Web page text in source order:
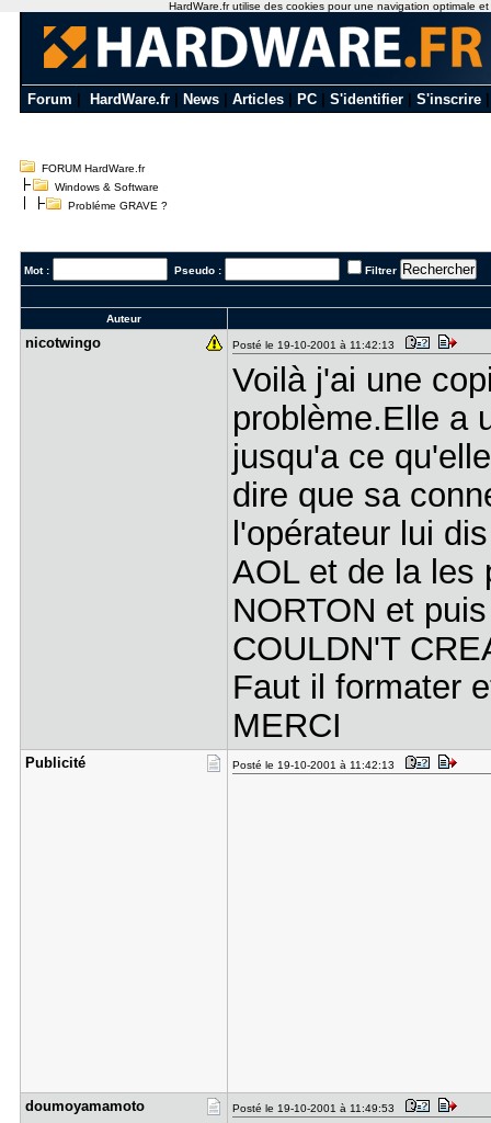
Forum HardWare.fr News Articles PC S'identifier S'inscrire
FORUM HardWare.fr
Windows & Software
Probléme GRAVE ?
Mot : Pseudo : Filtrer
Auteur
nicotwingo Posté le 19-10-2001 à 11:42:13
Voilà j'ai une
problème.Elle a
jusqu'a ce
dire que sa
l'opérateur lui
AOL et de la les
NORTON et
COULDN'T
Faut il formater
MERCI
Publicité Posté le 19-10-2001 à 11:42:13
doumoyamam​oto Posté le 19-10-2001 à 11:49:53
HardWare.fr utilise des cookies pour une navigation optimale